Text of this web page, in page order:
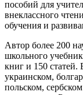
пособий для
внеклассного
обучения и
Автор более 200
школьного
книг и 150 статей.
украинском,
польском,